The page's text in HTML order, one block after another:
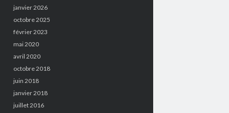
janvier 2026
octobre 2025
février 2023
mai 2020
avril 2020
octobre 2018
juin 2018
janvier 2018
juillet 2016